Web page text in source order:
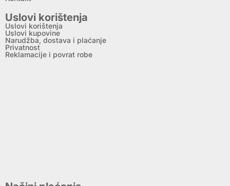
Uslovi korištenja
Uslovi korištenja
Uslovi kupovine
Narudžba, dostava i plaćanje
Privatnost
Reklamacije i povrat robe